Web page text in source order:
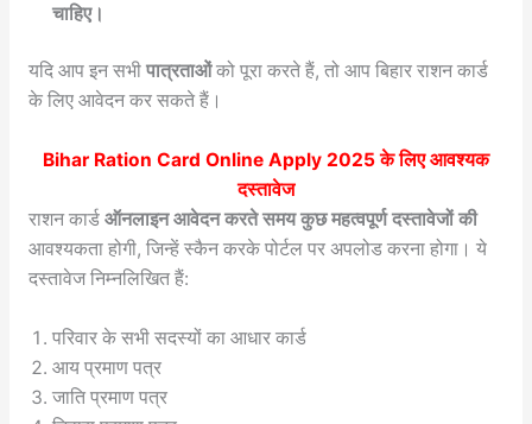
चाहिए।
यदि आप इन सभी पात्रताओंको पूरा करते हैं, तो आप बिहार राशन कार्ड
के लिए आवेदन कर सकते हैं।
Bihar Ration Card Online Apply 2025के लिए आवश्यक
दस्तावेज
राशन कार्डऑनलाइन आवेदन करते समय कुछ महत्वपूर्ण दस्तावेजों की
आवश्यकता होगी, जिन्हें स्कैन करके पोर्टल पर अपलोड करना होगा। ये
दस्तावेज निम्नलिखित हैं:
परिवार के सभी सदस्यों का आधार कार्ड
आय प्रमाण पत्र
जाति प्रमाण पत्र